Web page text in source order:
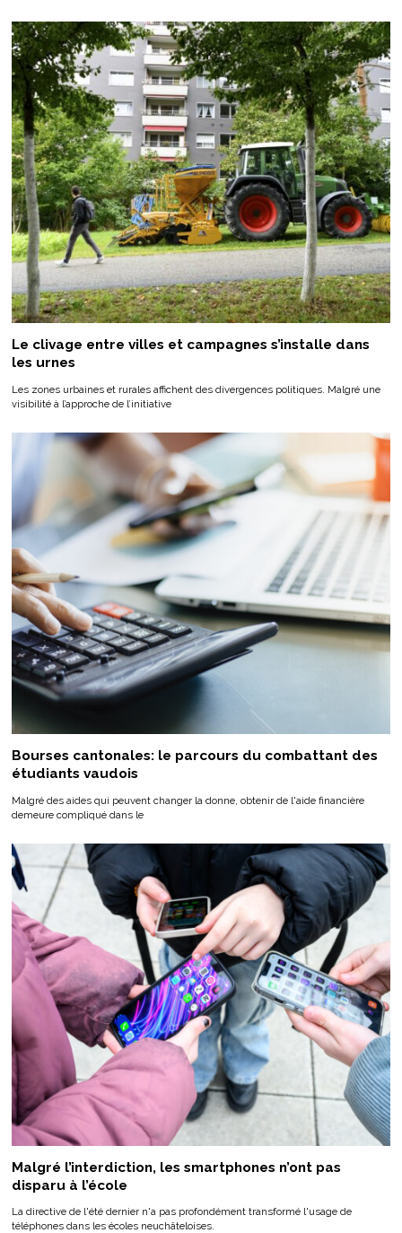
Le clivage entre villes et campagnes s’installe dans
les urnes
Les zones urbaines et rurales affichent des divergences politiques. Malgré une
visibilité à l’approche de l’initiative
Bourses cantonales: le parcours du combattant des
étudiants vaudois
Malgré des aides qui peuvent changer la donne, obtenir de l'aide financière
demeure compliqué dans le
Malgré l’interdiction, les smartphones n’ont pas
disparu à l’école
La directive de l'été dernier n'a pas profondément transformé l'usage de
téléphones dans les écoles neuchâteloises.